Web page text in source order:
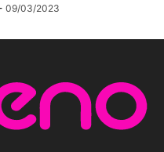
09/03/2023